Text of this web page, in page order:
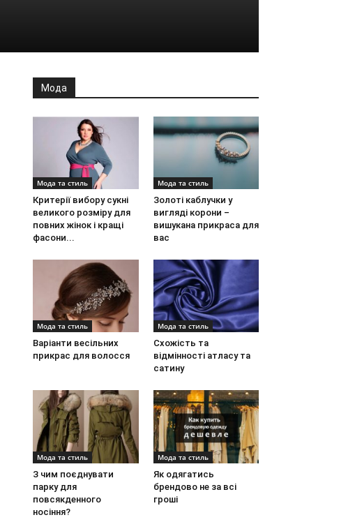
Мода
Мода та стиль
Критерії вибору сукні
великого розміру для
повних жінок і кращі
фасони...
Мода та стиль
Золоті каблучки у
вигляді корони –
вишукана прикраса для
вас
Мода та стиль
Варіанти весільних
прикрас для волосся
Мода та стиль
Схожість та
відмінності атласу та
сатину
Мода та стиль
З чим поєднувати
парку для
повсякденного
носіння?
Мода та стиль
Як одягатись
брендово не за всі
гроші